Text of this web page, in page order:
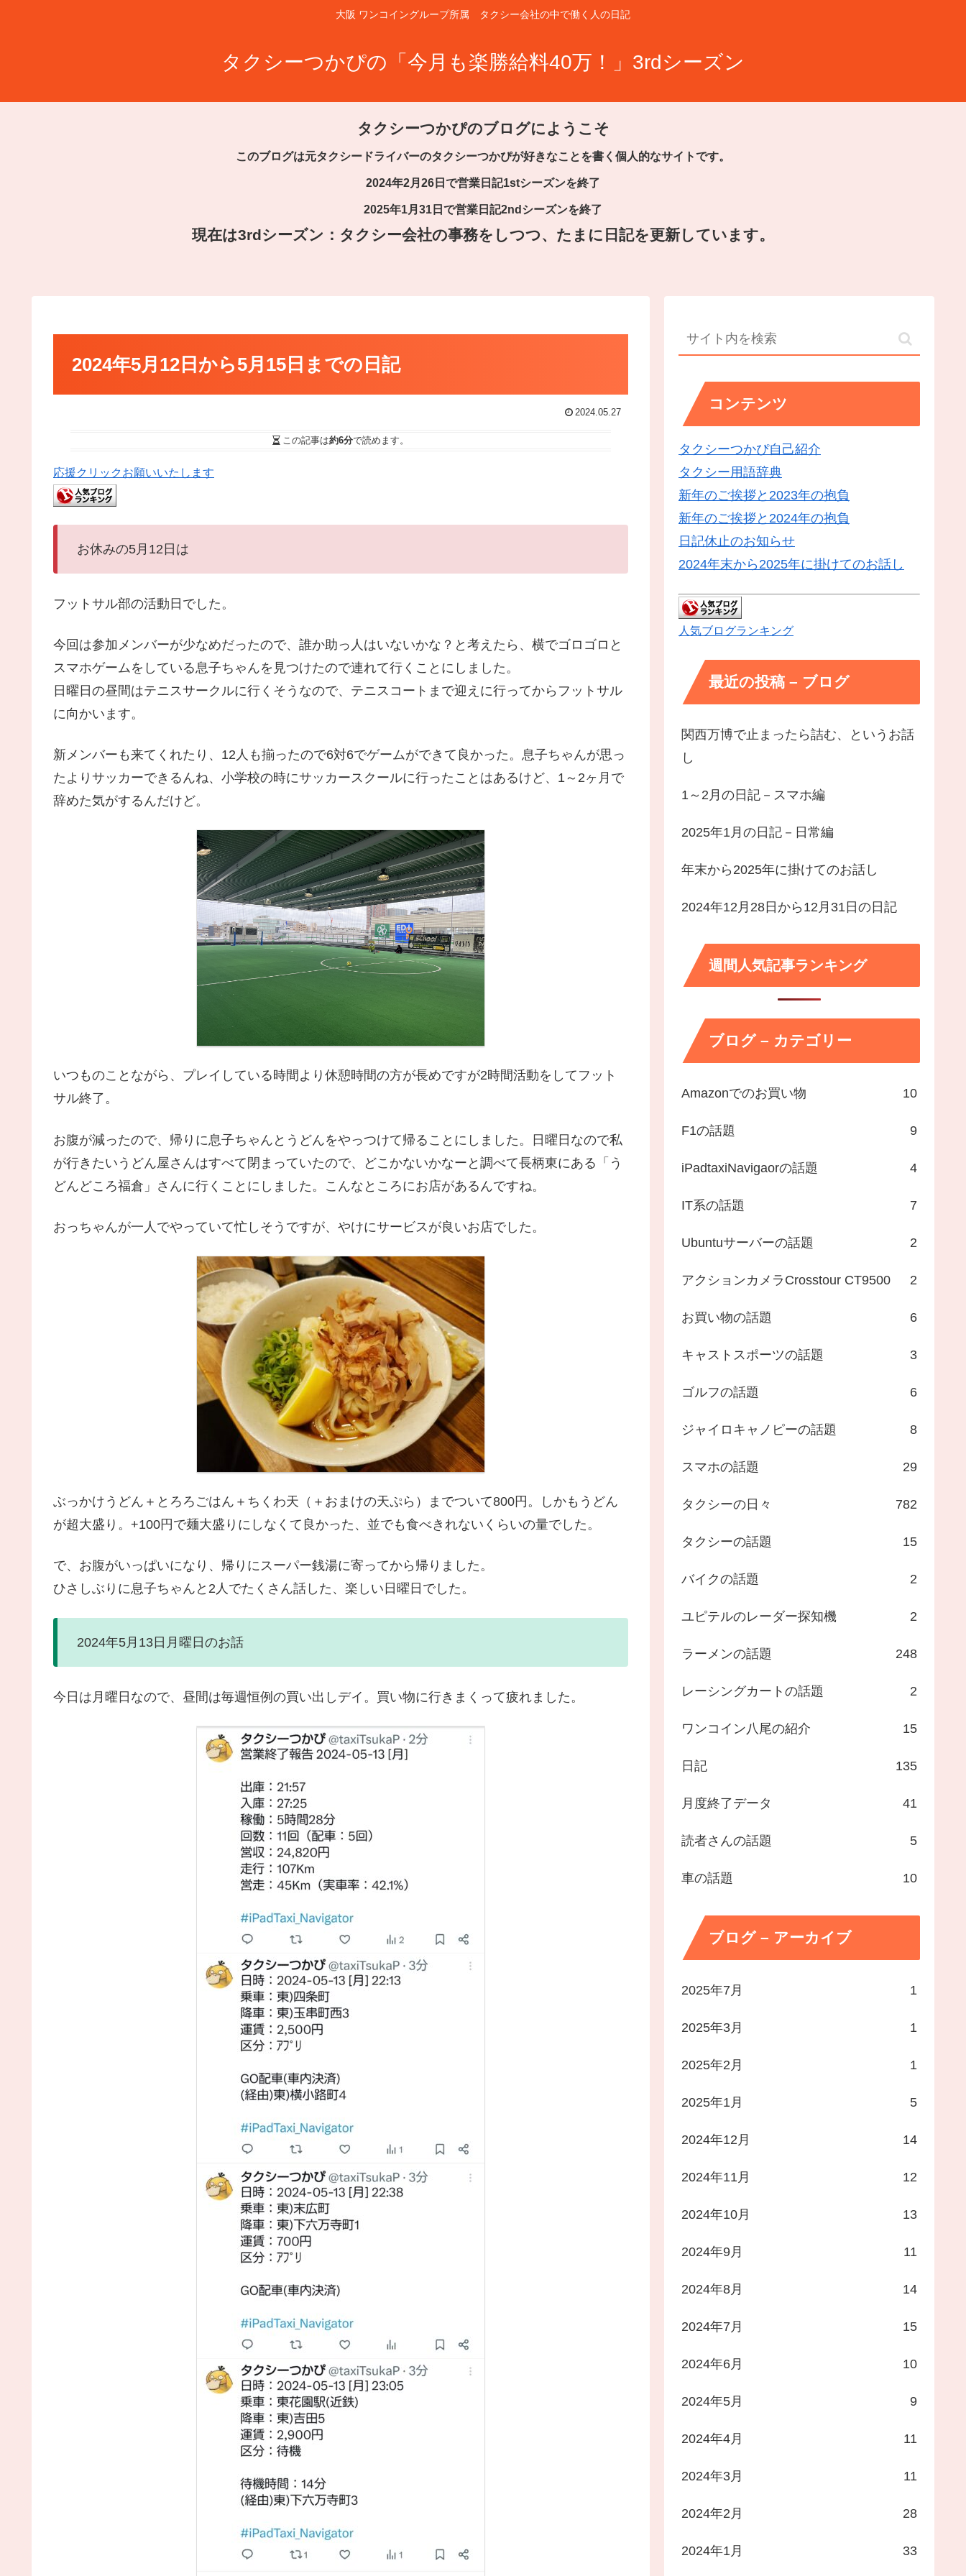
大阪 ワンコイングループ所属 タクシー会社の中で働く人の日記
タクシーつかぴの「今月も楽勝給料40万！」3rdシーズン
タクシーつかぴのブログにようこそ
このブログは元タクシードライバーのタクシーつかぴが好きなことを書く個人的なサイトです。
2024年2月26日で営業日記1stシーズンを終了
2025年1月31日で営業日記2ndシーズンを終了
現在は3rdシーズン：タクシー会社の事務をしつつ、たまに日記を更新しています。
2024年5月12日から5月15日までの日記
2024.05.27
この記事は約6分で読めます。
応援クリックお願いいたします
お休みの5月12日は
フットサル部の活動日でした。
今回は参加メンバーが少なめだったので、誰か助っ人はいないかな？と考えたら、横でゴロゴロと
スマホゲームをしている息子ちゃんを見つけたので連れて行くことにしました。
日曜日の昼間はテニスサークルに行くそうなので、テニスコートまで迎えに行ってからフットサル
に向かいます。
新メンバーも来てくれたり、12人も揃ったので6対6でゲームができて良かった。息子ちゃんが思っ
たよりサッカーできるんね、小学校の時にサッカースクールに行ったことはあるけど、1～2ヶ月で
辞めた気がするんだけど。
いつものことながら、プレイしている時間より休憩時間の方が長めですが2時間活動をしてフット
サル終了。
お腹が減ったので、帰りに息子ちゃんとうどんをやっつけて帰ることにしました。日曜日なので私
が行きたいうどん屋さんはすべて閉まっていたので、どこかないかなーと調べて長柄東にある「う
どんどころ福倉」さんに行くことにしました。こんなところにお店があるんですね。
おっちゃんが一人でやっていて忙しそうですが、やけにサービスが良いお店でした。
ぶっかけうどん＋とろろごはん＋ちくわ天（＋おまけの天ぷら）までついて800円。しかもうどん
が超大盛り。+100円で麺大盛りにしなくて良かった、並でも食べきれないくらいの量でした。
で、お腹がいっぱいになり、帰りにスーパー銭湯に寄ってから帰りました。
ひさしぶりに息子ちゃんと2人でたくさん話した、楽しい日曜日でした。
2024年5月13日月曜日のお話
今日は月曜日なので、昼間は毎週恒例の買い出しデイ。買い物に行きまくって疲れました。
コンテンツ
タクシーつかぴ自己紹介
タクシー用語辞典
新年のご挨拶と2023年の抱負
新年のご挨拶と2024年の抱負
日記休止のお知らせ
2024年末から2025年に掛けてのお話し
人気ブログランキング
最近の投稿 – ブログ
関西万博で止まったら詰む、というお話
し
1～2月の日記－スマホ編
2025年1月の日記－日常編
年末から2025年に掛けてのお話し
2024年12月28日から12月31日の日記
週間人気記事ランキング
ブログ – カテゴリー
Amazonでのお買い物 10
F1の話題 9
iPadtaxiNavigaorの話題 4
IT系の話題 7
Ubuntuサーバーの話題 2
アクションカメラCrosstour CT9500 2
お買い物の話題 6
キャストスポーツの話題 3
ゴルフの話題 6
ジャイロキャノピーの話題 8
スマホの話題 29
タクシーの日々 782
タクシーの話題 15
バイクの話題 2
ユピテルのレーダー探知機 2
ラーメンの話題 248
レーシングカートの話題 2
ワンコイン八尾の紹介 15
日記 135
月度終了データ 41
読者さんの話題 5
車の話題 10
ブログ – アーカイブ
2025年7月 1
2025年3月 1
2025年2月 1
2025年1月 5
2024年12月 14
2024年11月 12
2024年10月 13
2024年9月 11
2024年8月 14
2024年7月 15
2024年6月 10
2024年5月 9
2024年4月 11
2024年3月 11
2024年2月 28
2024年1月 33